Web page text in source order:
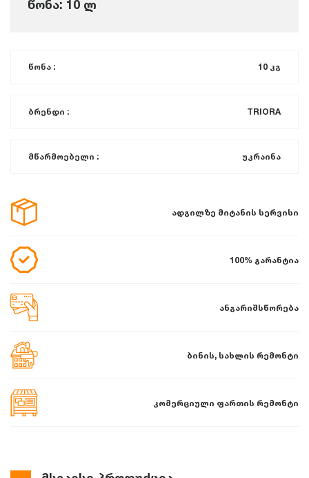
წონა: 10 ლ
წონა : 10 კგ
ბრენდი : TRIORA
მწარმოებელი : უკრაინა
ადგილზე მიტანის სერვისი
100% გარანტია
ანგარიშსწორება
ბინის, სახლის რემონტი
კომერციული ფართის რემონტი